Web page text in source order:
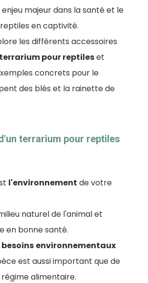
majeur dans la santé et le
en captivité.
les différents accessoires
terrarium pour reptileset
concrets pour le
des blés et la rainette de
terrarium pour reptiles
l'environnement de votre
naturel de l'animal et
en bonne santé.
besoins environnementaux
est aussi important que de
alimentaire.